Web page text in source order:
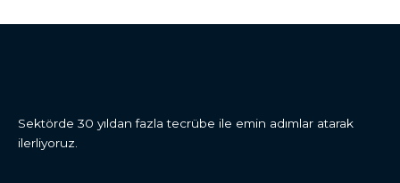
Sektörde 30 yıldan fazla tecrübe ile emin adımlar atarak
ilerliyoruz.